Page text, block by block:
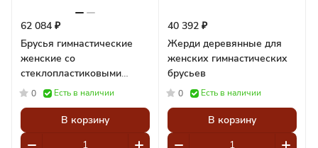
62 084 ₽
Брусья гимнастические
женские со
стеклопластиковыми
жердями
0 Есть в наличии
В корзину
40 392 ₽
Жерди деревянные для
женских гимнастических
брусьев
0 Есть в наличии
В корзину